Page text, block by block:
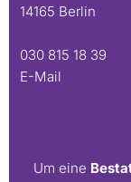
14165 Berlin
030 815 18 39
E-Mail
Um eine